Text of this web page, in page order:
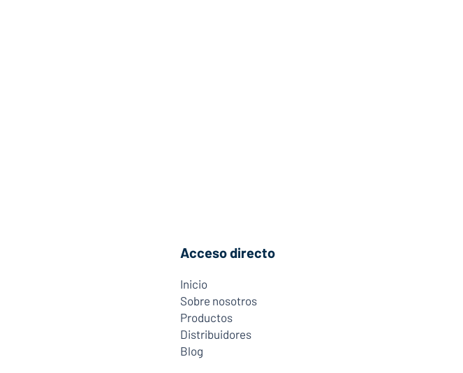
Acceso directo
Inicio
Sobre nosotros
Productos
Distribuidores
Blog